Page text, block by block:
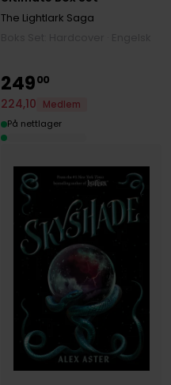
The Lightlark Saga
24900
224,10
Medlem
På nettlager